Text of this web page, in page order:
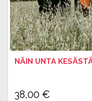
NÄIN UNTA
38,00 €